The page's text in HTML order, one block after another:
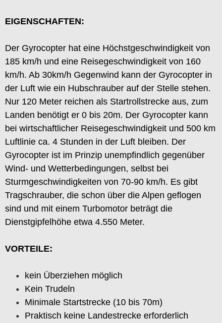
EIGENSCHAFTEN:
Der Gyrocopter hat eine Höchstgeschwindigkeit von
185 km/h und eine Reisegeschwindigkeit von 160
km/h. Ab 30km/h Gegenwind kann der Gyrocopter in
der Luft wie ein Hubschrauber auf der Stelle stehen.
Nur 120 Meter reichen als Startrollstrecke aus, zum
Landen benötigt er 0 bis 20m. Der Gyrocopter kann
bei wirtschaftlicher Reisegeschwindigkeit und 500 km
Luftlinie ca. 4 Stunden in der Luft bleiben. Der
Gyrocopter ist im Prinzip unempfindlich gegenüber
Wind- und Wetterbedingungen, selbst bei
Sturmgeschwindigkeiten von 70-90 km/h. Es gibt
Tragschrauber, die schon über die Alpen geflogen
sind und mit einem Turbomotor beträgt die
Dienstgipfelhöhe etwa 4.550 Meter.
VORTEILE:
kein Überziehen möglich
Kein Trudeln
Minimale Startstrecke (10 bis 70m)
Praktisch keine Landestrecke erforderlich